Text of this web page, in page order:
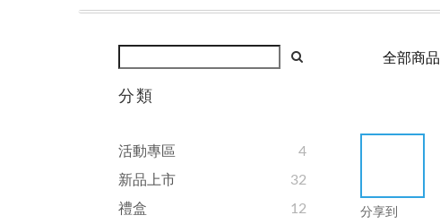
分類
活動專區
4
新品上市
32
禮盒
12
全部商品
分享到